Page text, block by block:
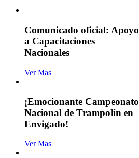
Comunicado oficial: Apoyo
a Capacitaciones
Nacionales
Ver Mas
¡Emocionante Campeonato
Nacional de Trampolín en
Envigado!
Ver Mas